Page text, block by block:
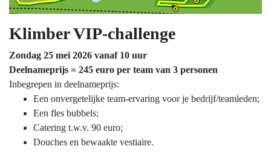
Klimber VIP-challenge
Zondag 25 mei 2026 vanaf 10 uur
Deelnameprijs = 245 euro per team van 3 personen
Inbegrepen in deelnameprijs:
Een onvergetelijke team-ervaring voor je bedrijf/teamleden;
Een fles bubbels;
Catering t.w.v. 90 euro;
Douches en bewaakte vestiaire.